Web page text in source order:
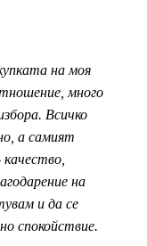
на моя
много
Всичко
а самият
на
и да се
спокойствие.